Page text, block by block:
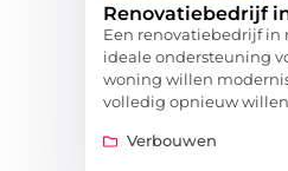
Renovatiebedrijf
Een renovatiebedrijf
ideale ondersteuning
woning willen
volledig opnieuw
Verbouwen